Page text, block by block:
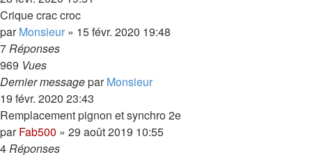
Crique crac croc
parMonsieur » 15 févr. 2020 19:48
7Réponses
969 Vues
Dernier messageparMonsieur
19 févr. 2020 23:43
Remplacement pignon et synchro 2e
parFab500 » 29 août 2019 10:55
4Réponses